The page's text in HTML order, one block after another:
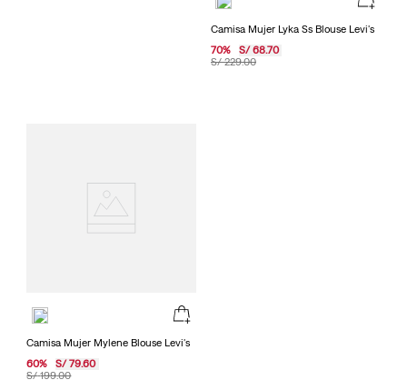
Camisa Mujer Lyka Ss Blouse Levi's
S/ 229.00
70% S/ 68.70
Camisa Mujer Mylene Blouse Levi's
S/ 199.00
60% S/ 79.60